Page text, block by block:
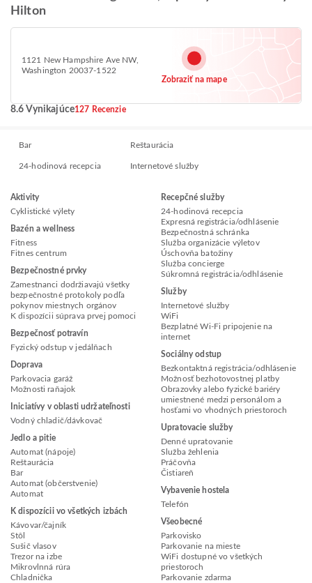
Hilton
1121 New Hampshire Ave NW,
Washington 20037-1522
Zobraziť na mape
8.6 Vynikajúce127 Recenzie
Bar Reštaurácia
24-hodinová recepcia Internetové služby
Aktivity
Cyklistické výlety
Bazén a wellness
Fitness
Fitnes centrum
Bezpečnostné prvky
Zamestnanci dodržiavajú všetky
bezpečnostné protokoly podľa
pokynov miestnych orgánov
K dispozícii súprava prvej pomoci
Bezpečnosť potravín
Fyzický odstup v jedálňach
Doprava
Parkovacia garáž
Možnosti raňajok
Iniciatívy v oblasti udržateľnosti
Vodný chladič/dávkovač
Jedlo a pitie
Automat (nápoje)
Reštaurácia
Bar
Automat (občerstvenie)
Automat
K dispozícii vo všetkých izbách
Kávovar/čajník
Stôl
Sušič vlasov
Trezor na izbe
Mikrovlnná rúra
Chladnička
Recepčné služby
24-hodinová recepcia
Expresná registrácia/odhlásenie
Bezpečnostná schránka
Služba organizácie výletov
Úschovňa batožiny
Služba concierge
Súkromná registrácia/odhlásenie
Služby
Internetové služby
WiFi
Bezplatné Wi-Fi pripojenie na
internet
Sociálny odstup
Bezkontaktná registrácia/odhlásenie
Možnosť bezhotovostnej platby
Obrazovky alebo fyzické bariéry
umiestnené medzi personálom a
hosťami vo vhodných priestoroch
Upratovacie služby
Denné upratovanie
Služba žehlenia
Práčovňa
Čistiareň
Vybavenie hostela
Telefón
Všeobecné
Parkovisko
Parkovanie na mieste
WiFi dostupné vo všetkých
priestoroch
Parkovanie zdarma